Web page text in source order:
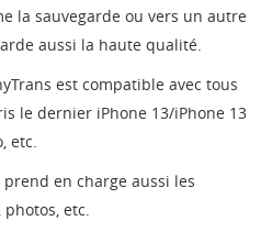
la sauvegarde ou vers un autre
aussi la haute qualité.
est compatible avec tous
le dernier iPhone 13/iPhone 13
etc.
en charge aussi les
photos, etc.